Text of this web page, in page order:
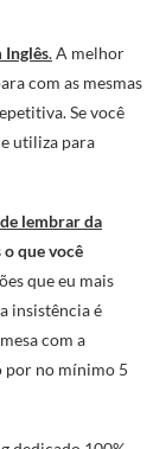
Inglês.A melhor
com as mesmas
Se você
utiliza para
lembrar da
que você
que eu mais
insistência é
com a
por no mínimo 5